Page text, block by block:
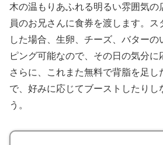
木の温もりあふれる明るい雰囲気の
員のお兄さんに食券を渡します。ス
した場合、生卵、チーズ、バターの
ピング可能なので、その日の気分に
さらに、これまた無料で背脂を足
で、好みに応じてブーストしたりし
う。